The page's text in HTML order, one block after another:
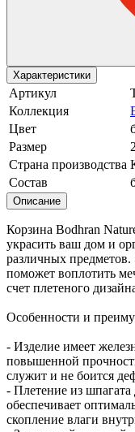
Характеристики
Артикул
Коллекция
Цвет
Размер
Страна производства
Состав
Описание
Корзина Bodhran
украсить ваш дом и
различных
поможет воплотить
счет плетеного
Особенности и
- Изделие имеет
повышенной
служит и не боится
- Плетение из
обеспечивает
скопление влаги